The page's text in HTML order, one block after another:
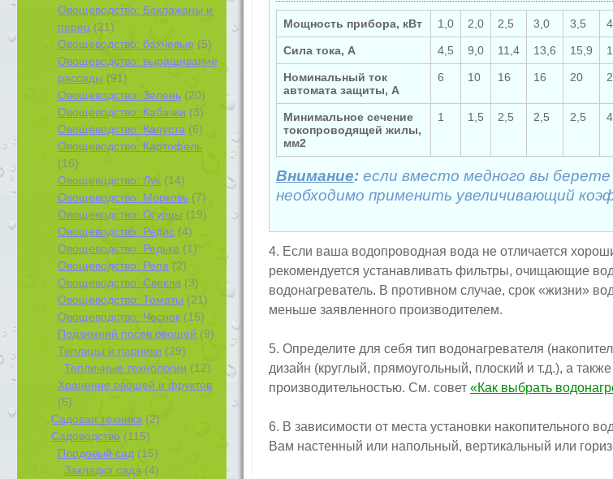
Овощеводство: Баклажаны и
перец (21)
Овощеводство: бахчевые (5)
Овощеводство: выращивание
рассады (91)
Овощеводство: Зелень (20)
Овощеводство: Кабачки (3)
Овощеводство: Капуста (6)
Овощеводство: Картофель
(16)
Овощеводство: Лук (14)
Овощеводство: Морковь (7)
Овощеводство: Огурцы (19)
Овощеводство: Редис (4)
Овощеводство: Редька (1)
Овощеводство: Репа (2)
Овощеводство: Свекла (3)
Овощеводство: Томаты (21)
Овощеводство: Чеснок (15)
Подзимний посев овощей (9)
Теплицы и парники (29)
Тепличные технологии (12)
Хранение овощей и фруктов
(5)
Садовая техника (2)
Садоводство (115)
Плодовый сад (15)
Закладка сада (4)
Мощность прибора, кВт 1,0 2,0 2,5 3,0 3,5
Сила тока, А 4,5 9,0 11,4 13,6 15,9
Номинальный ток
автомата защиты, А
6 10 16 16 20
Минимальное сечение
токопроводящей жилы,
мм2
1 1,5 2,5 2,5 2,5 4
Внимание: если вместо медного вы
необходимо применить увеличивающий
4. Если ваша водопроводная вода не отличается
рекомендуется устанавливать фильтры, очищающие
водонагреватель. В противном случае, срок «жизни»
меньше заявленного производителем.
5. Определите для себя тип водонагревателя
дизайн (круглый, прямоугольный, плоский и т.д.), а
производительностью. См. совет «Как выбрать
6. В зависимости от места установки накопительного
Вам настенный или напольный, вертикальный или